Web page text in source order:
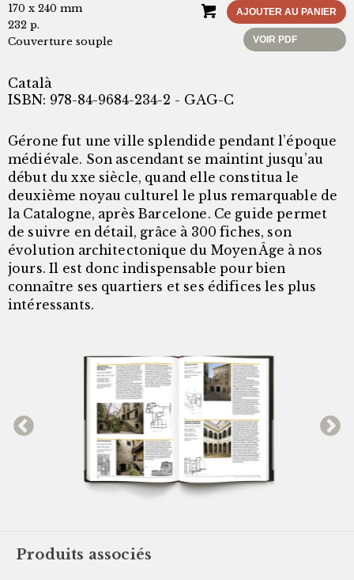
170 x 240 mm
232 p.
Couverture souple
AJOUTER AU PANIER
VOIR PDF
Català
ISBN: 978-84-9684-234-2 - GAG-C
Gérone fut une ville splendide pendant l’époque
médiévale. Son ascendant se maintint jusqu’au
début du xxe siècle, quand elle constitua le
deuxième noyau culturel le plus remarquable de
la Catalogne, après Barcelone. Ce guide permet
de suivre en détail, grâce à 300 fiches, son
évolution architectonique du Moyen Âge à nos
jours. Il est donc indispensable pour bien
connaître ses quartiers et ses édifices les plus
intéressants.
Produits associés